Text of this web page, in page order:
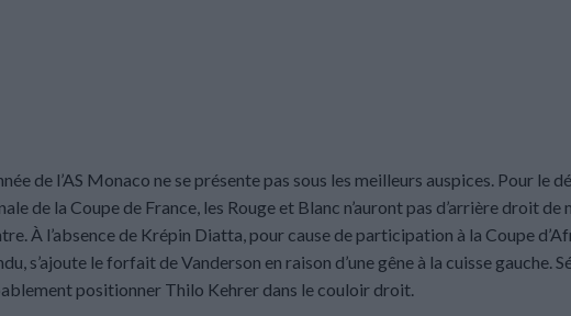
de l’AS Monaco ne se présente pas sous les meilleurs auspices. Pour le
de la Coupe de France, les Rouge et Blanc n’auront pas d’arrière droit de
À l’absence de Krépin Diatta, pour cause de participation à la Coupe
s’ajoute le forfait de Vanderson en raison d’une gêne à la cuisse gauche.
positionner Thilo Kehrer dans le couloir droit.